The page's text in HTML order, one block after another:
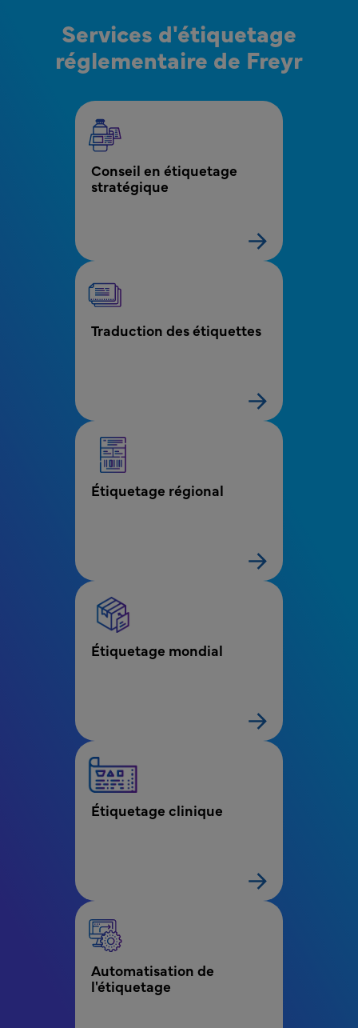
Services d'étiquetage
réglementaire de Freyr
MPR - Bloc Menu Étiquetage
Conseil en étiquetage
stratégique
Traduction des étiquettes
Étiquetage régional
Étiquetage mondial
Étiquetage clinique
Automatisation de
l'étiquetage